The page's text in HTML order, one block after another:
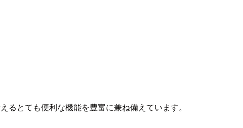
とても便利な機能を豊富に兼ね備えています。